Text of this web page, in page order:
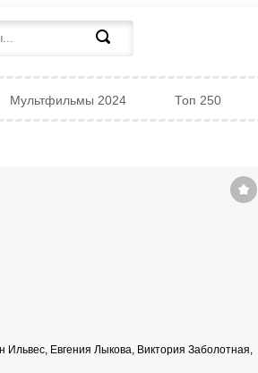
Мультфильмы 2024 Топ 250
Евгения Лыкова, Виктория Заболотная,